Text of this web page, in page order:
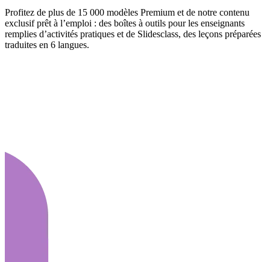
Profitez de plus de 15 000 modèles Premium et de notre contenu
exclusif prêt à l’emploi : des boîtes à outils pour les enseignants
remplies d’activités pratiques et de Slidesclass, des leçons préparées
traduites en 6 langues.